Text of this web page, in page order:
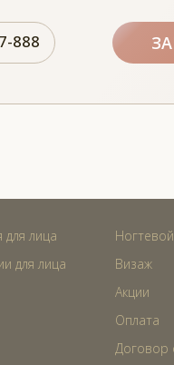
888
лица
для лица
Визаж
Акции
Оплата
Договор